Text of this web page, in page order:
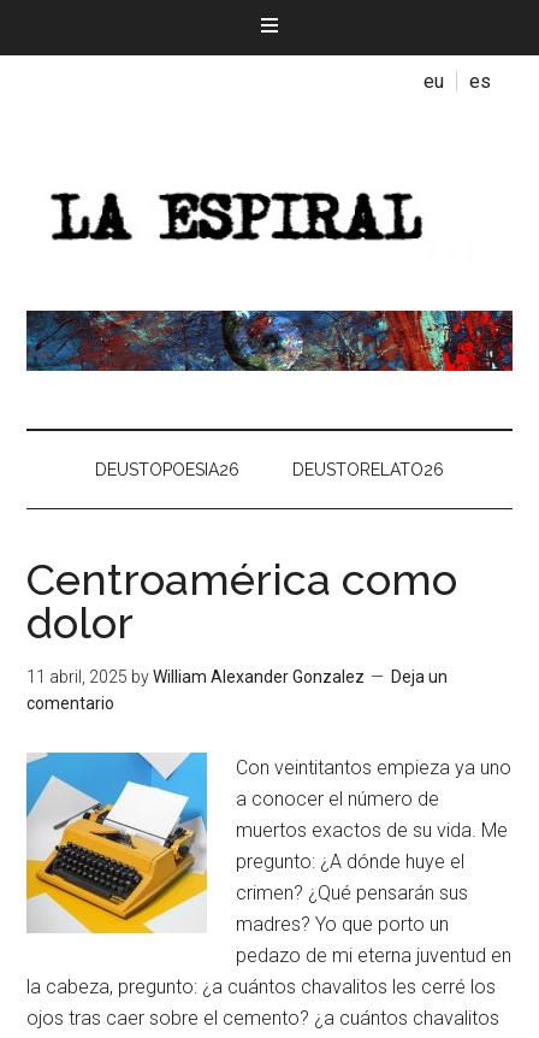
eu es
DEUSTOPOESIA26 DEUSTORELATO26
Centroamérica como
dolor
11 abril, 2025 byWilliam Alexander Gonzalez
Deja un
comentario
Con veintitantos empieza ya uno
a conocer el número de
muertos exactos de su vida. Me
pregunto: ¿A dónde huye el
crimen? ¿Qué pensarán sus
madres? Yo que porto un
pedazo de mi eterna juventud en
la cabeza, pregunto: ¿a cuántos chavalitos les cerré los
ojos tras caer sobre el cemento? ¿a cuántos chavalitos